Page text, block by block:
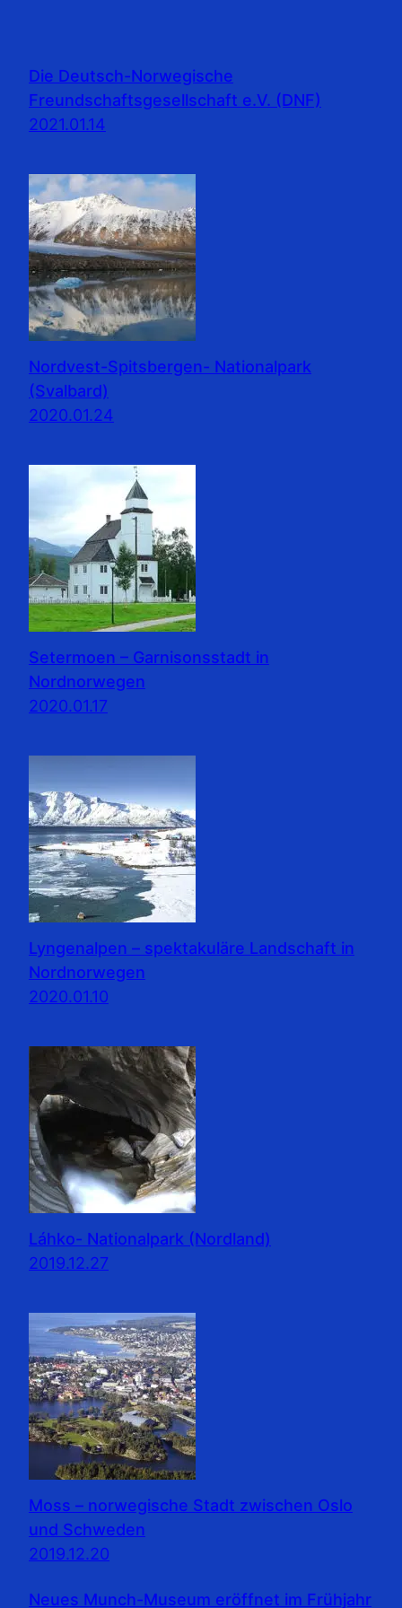
Die Deutsch-Norwegische
Freundschaftsgesellschaft e.V. (DNF)
2021.01.14
Nordvest-Spitsbergen- Nationalpark
(Svalbard)
2020.01.24
Setermoen – Garnisonsstadt in
Nordnorwegen
2020.01.17
Lyngenalpen – spektakuläre Landschaft in
Nordnorwegen
2020.01.10
Láhko- Nationalpark (Nordland)
2019.12.27
Moss – norwegische Stadt zwischen Oslo
und Schweden
2019.12.20
Neues Munch-Museum eröffnet im Frühjahr